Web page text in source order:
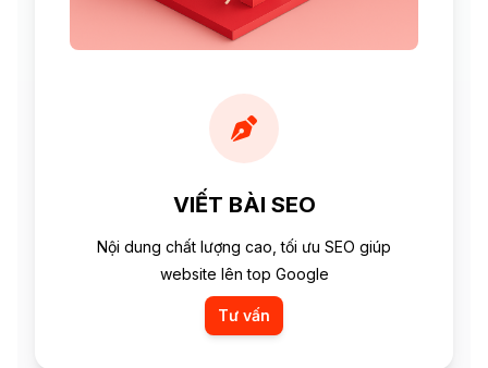
VIẾT BÀI SEO
Nội dung chất lượng cao, tối ưu SEO giúp
website lên top Google
Tư vấn